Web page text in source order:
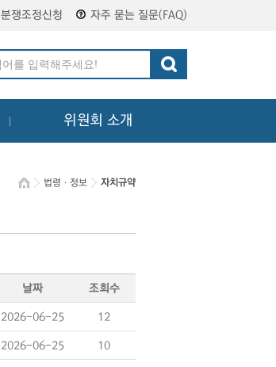
분쟁조정신청 자주 묻는 질문(FAQ)
위원회 소개
법령ㆍ정보 자치규약
날짜 조회수
2026-06-25 12
2026-06-25 10